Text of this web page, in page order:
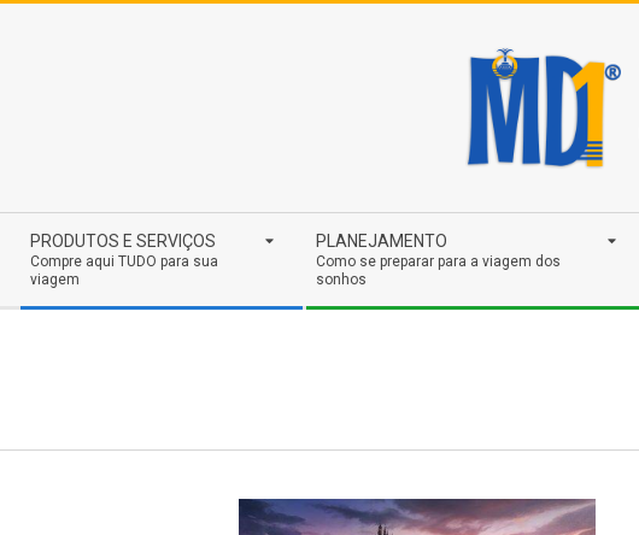
Navigation
Menu
PRODUTOS E SERVIÇOS
Compre aqui TUDO para sua
viagem
PLANEJAMENTO
Como se preparar para a viagem dos
sonhos